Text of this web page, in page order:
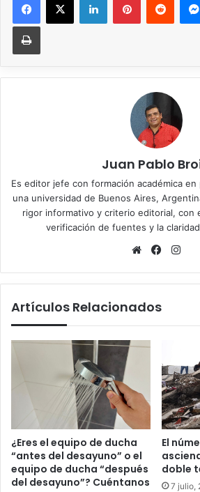
Imprimir
Juan Pablo
Es editor jefe con formación académica
una universidad de Buenos Aires,
rigor informativo y criterio editorial, con
verificación de fuentes y la
Sitio
Artículos Relacionados
¿Eres el equipo de ducha
“antes del desayuno” o el
equipo de ducha “después
del desayuno”? Cuéntanos
El
doble
7 julio,